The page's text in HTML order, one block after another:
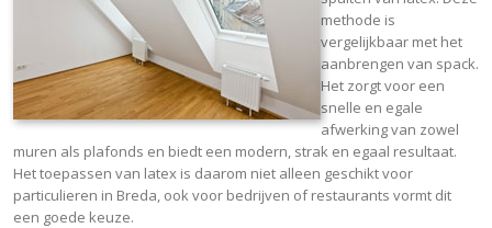
methode is
vergelijkbaar met het
aanbrengen van spack.
Het zorgt voor een
snelle en egale
afwerking van zowel
muren als plafonds en biedt een modern, strak en egaal resultaat.
Het toepassen van latex is daarom niet alleen geschikt voor
particulieren in Breda, ook voor bedrijven of restaurants vormt dit
een goede keuze.